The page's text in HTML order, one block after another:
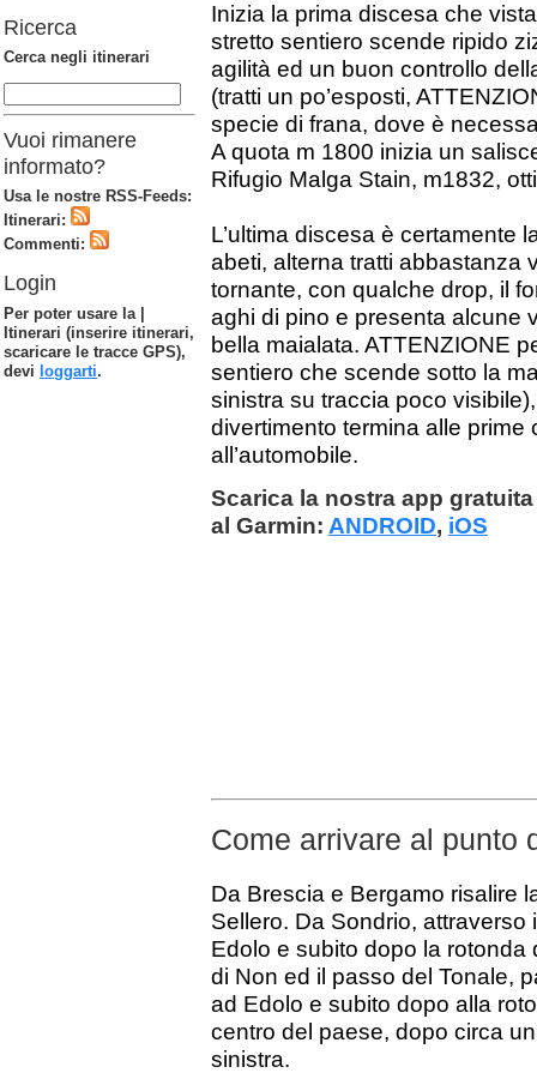
Inizia la prima discesa che
stretto sentiero scende ripido
agilità ed un buon controllo
(tratti un po’esposti,
specie di frana, dove è
A quota m 1800 inizia un
Rifugio Malga Stain, m1832,
L’ultima discesa è certamente
abeti, alterna tratti abbastanza
tornante, con qualche drop, il
aghi di pino e presenta alcune
bella maialata. ATTENZIONE
sentiero che scende sotto la
sinistra su traccia poco
divertimento termina alle
all’automobile.
Scarica la nostra app
al Garmin: ANDROID, iOS
Come arrivare al punto
Da Brescia e Bergamo risalire
Sellero. Da Sondrio,
Edolo e subito dopo la rotonda
di Non ed il passo del Tonale,
ad Edolo e subito dopo alla
centro del paese, dopo circa
sinistra.
Ricerca
Cerca negli itinerari
Vuoi rimanere
informato?
Usa le nostre RSS-Feeds:
Itinerari:
Commenti:
Login
Per poter usare la |
Itinerari (inserire itinerari,
scaricare le tracce GPS),
devi loggarti.